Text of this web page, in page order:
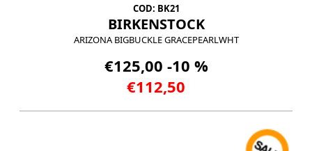
COD: BK21
BIRKENSTOCK
ARIZONA BIGBUCKLE GRACEPEARLWHT
€125,00 -10 %
€112,50